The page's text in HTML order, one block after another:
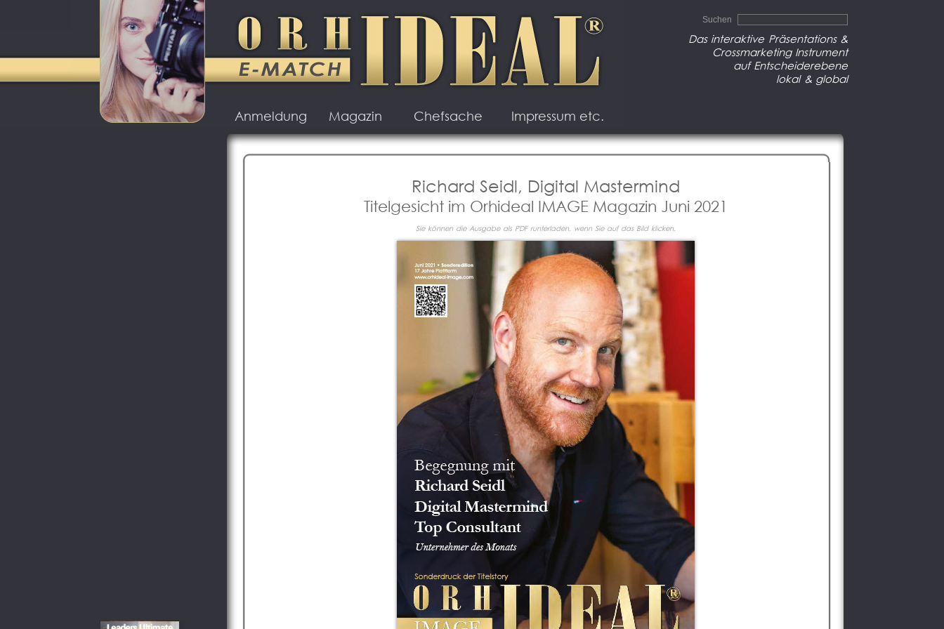
Suchen
Das interaktive Präsentations &
Crossmarketing Instrument
auf Entscheiderebene
lokal & global
Anmeldung Magazin Chefsache Impressum etc.
Richard Seidl, Digital Mastermind
Titelgesicht im Orhideal IMAGE Magazin Juni 2021
Sie können die Ausgabe als PDF runterladen, wenn Sie auf das Bild klicken.